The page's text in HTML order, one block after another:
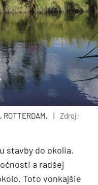
ROTTERDAM,
Zdroj:
stavby do okolia.
a radšej
Toto vonkajšie